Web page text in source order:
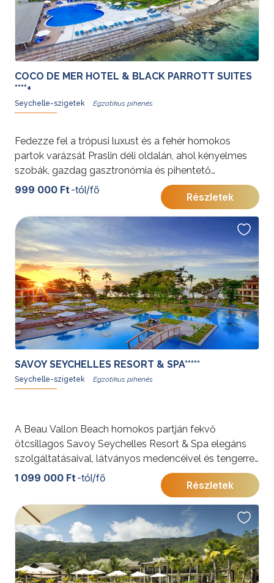
COCO DE MER HOTEL & BLACK PARROTT SUITES
****+
Seychelle-szigetek
Fedezze fel a trópusi luxust és a fehér homokos
partok varázsát Praslin déli oldalán, ahol kényelmes
szobák, gazdag gasztronómia és pihentető
medencék várják párokat és családokat egyaránt!
999 000 Ft-tól/fő
Részletek
SAVOY SEYCHELLES RESORT & SPA*****
Seychelle-szigetek
A Beau Vallon Beach homokos partján fekvő
ötcsillagos Savoy Seychelles Resort & Spa elegáns
szolgáltatásaival, látványos medencéivel és tengerre
néző éttermeivel tökéletes választás a gondtalan
pihenést vagy romantikus nyaralást keresők számára.
1 099 000 Ft-tól/fő
Részletek